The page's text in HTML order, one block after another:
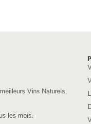
Vins Naturels,
les mois.